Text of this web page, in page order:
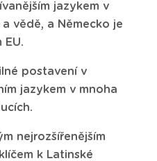
jazykem v
vědě, a Německo je
EU.
postavení v
jazykem v mnoha
nejrozšířenějším
k Latinské